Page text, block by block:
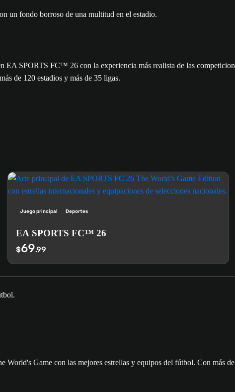
SPORTS FC™ 26 con la experiencia más realista de las
de 120 estadios y más de 35 ligas.
Juego principal Deportes
EA SPORTS FC™ 26
$69.99
Game con las mejores estrellas y equipos del fútbol. Con más